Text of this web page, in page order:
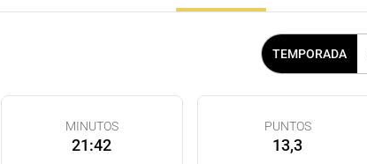
TEMPORADA
MINUTOS
21:42
PUNTOS
13,3